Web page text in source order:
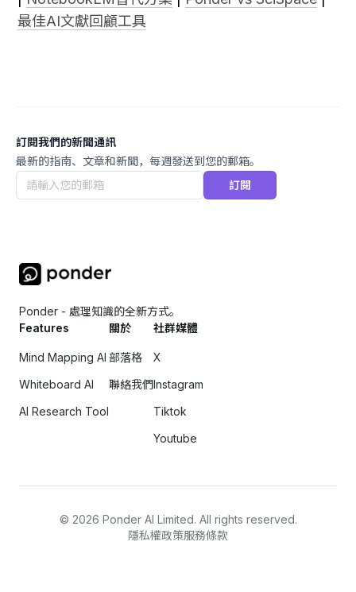
最佳AI文獻回顧工具
訂閱我們的新聞通訊
最新的指南、文章和新聞，每週發送到您的郵箱。
訂閱
Ponder - 處理知識的全新方式。
Features
Mind Mapping AI
Whiteboard AI
AI Research Tool
關於
部落格
聯絡我們
社群媒體
X
Instagram
Tiktok
Youtube
© 2026 Ponder AI Limited. All rights reserved.
隱私權政策服務條款